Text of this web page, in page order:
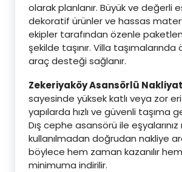
olarak planlanır. Büyük ve değerli
dekoratif ürünler ve hassas
ekipler tarafından özenle
şekilde taşınır. Villa taşımalarında
araç desteği sağlanır.
Zekeriyaköy Asansörlü Nakliyat
sayesinde yüksek katlı veya zor
yapılarda hızlı ve güvenli taşıma
Dış cephe asansörü ile
kullanılmadan doğrudan nakliye
böylece hem zaman kazanılır
minimuma indirilir.